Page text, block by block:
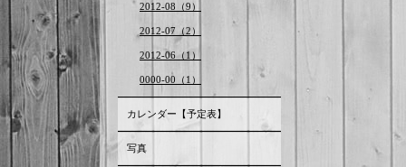
2012-08（9）
2012-07（2）
2012-06（1）
0000-00（1）
カレンダー【予定表】
写真